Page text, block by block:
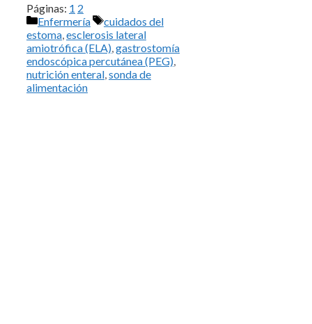
Páginas: 1 2
Categorías
Enfermería Etiquetas
cuidados del
estoma esclerosis lateral
amiotrófica (ELA) gastrostomía
endoscópica percutánea (PEG)
nutrición enteral sonda de
alimentación